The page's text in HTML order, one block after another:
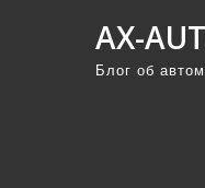
AX-
Блог об